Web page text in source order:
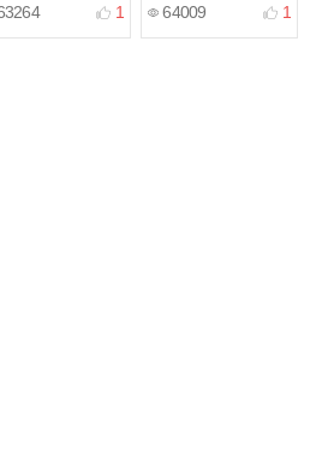
1 64009 1